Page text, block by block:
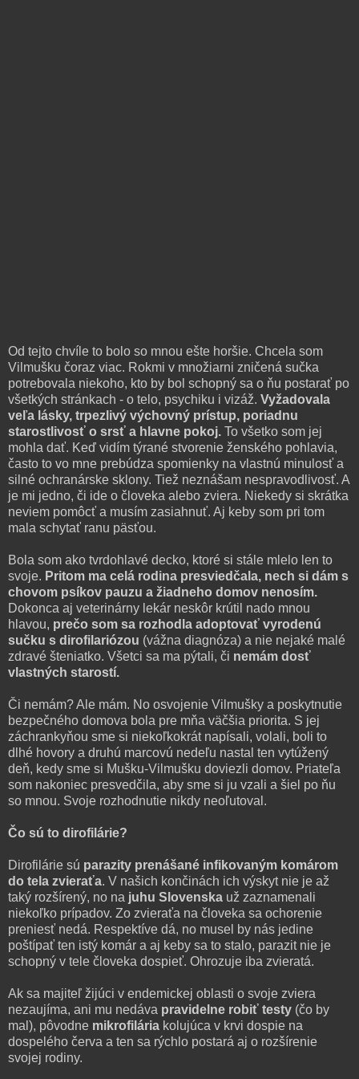
Od tejto chvíle to bolo so mnou ešte horšie. Chcela som
Vilmušku čoraz viac. Rokmi v množiarni zničená sučka
potrebovala niekoho, kto by bol schopný sa o ňu postarať po
všetkých stránkach - o telo, psychiku i vizáž. Vyžadovala
veľa lásky, trpezlivý výchovný prístup, poriadnu
starostlivosť o srsť a hlavne pokoj. To všetko som jej
mohla dať. Keď vidím týrané stvorenie ženského pohlavia,
často to vo mne prebúdza spomienky na vlastnú minulosť a
silné ochranárske sklony. Tiež neznášam nespravodlivosť. A
je mi jedno, či ide o človeka alebo zviera. Niekedy si skrátka
neviem pomôcť a musím zasiahnuť. Aj keby som pri tom
mala schytať ranu päsťou.
Bola som ako tvrdohlavé decko, ktoré si stále mlelo len to
svoje. Pritom ma celá rodina presviedčala, nech si dám s
chovom psíkov pauzu a žiadneho domov nenosím.
Dokonca aj veterinárny lekár neskôr krútil nado mnou
hlavou, prečo som sa rozhodla adoptovať vyrodenú
sučku s dirofilariózou (vážna diagnóza) a nie nejaké malé
zdravé šteniatko. Všetci sa ma pýtali, či nemám dosť
vlastných starostí.
Či nemám? Ale mám. No osvojenie Vilmušky a poskytnutie
bezpečného domova bola pre mňa väčšia priorita. S jej
záchrankyňou sme si niekoľkokrát napísali, volali, boli to
dlhé hovory a druhú marcovú nedeľu nastal ten vytúžený
deň, kedy sme si Mušku-Vilmušku doviezli domov. Priateľa
som nakoniec presvedčila, aby sme si ju vzali a šiel po ňu
so mnou. Svoje rozhodnutie nikdy neoľutoval.
Čo sú to dirofilárie?
Dirofilárie sú parazity prenášané infikovaným komárom
do tela zvieraťa. V našich končinách ich výskyt nie je až
taký rozšírený, no na juhu Slovenska už zaznamenali
niekoľko prípadov. Zo zvieraťa na človeka sa ochorenie
preniesť nedá. Respektíve dá, no musel by nás jedine
poštípať ten istý komár a aj keby sa to stalo, parazit nie je
schopný v tele človeka dospieť. Ohrozuje iba zvieratá.
Ak sa majiteľ žijúci v endemickej oblasti o svoje zviera
nezaujíma, ani mu nedáva pravidelne robiť testy (čo by
mal), pôvodne mikrofilária kolujúca v krvi dospie na
dospelého červa a ten sa rýchlo postará aj o rozšírenie
svojej rodiny.